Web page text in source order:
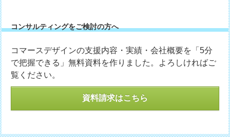
コンサルティングをご検討の方へ
コマースデザインの支援内容・実績・会社概要を「5分
で把握できる」無料資料を作りました。よろしければご
覧ください。
資料請求はこちら